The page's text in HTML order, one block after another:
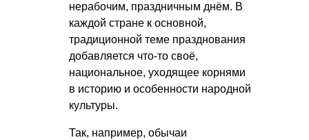
нерабочим, праздничным днём. В
каждой стране к основной,
традиционной теме празднования
добавляется что-то своё,
национальное, уходящее корнями
в историю и особенности народной
культуры.
Так, например, обычаи